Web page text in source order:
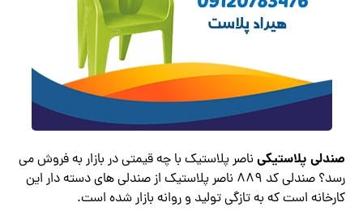
صندلی پلاستیکی ناصر پلاستیک با چه قیمتی در بازار به فروش می
رسد؟ صندلی کد 889 ناصر پلاستیک از صندلی های دسته دار این
کارخانه است که به تازگی تولید و روانه بازار شده است.